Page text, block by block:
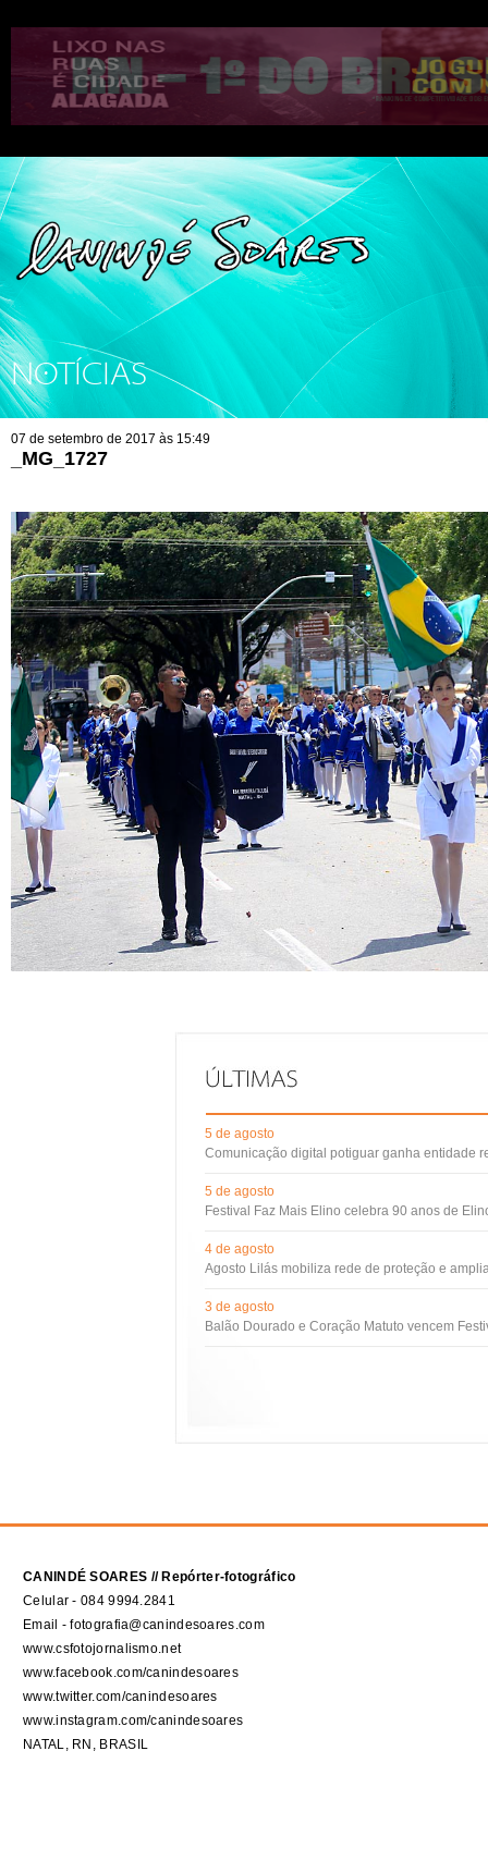
NOTÍCIAS
07 de setembro de 2017 às 15:49
_MG_1727
5 de agosto
Comunicação digital potiguar ganha entidade
5 de agosto
Festival Faz Mais Elino celebra 90 anos de
4 de agosto
Agosto Lilás mobiliza rede de proteção e
3 de agosto
Balão Dourado e Coração Matuto vencem
CANINDÉ SOARES // Repórter-fotográfico
Celular - 084 9994.2841
Email - fotografia@canindesoares.com
www.csfotojornalismo.net
www.facebook.com/canindesoares
www.twitter.com/canindesoares
www.instagram.com/canindesoares
NATAL, RN, BRASIL